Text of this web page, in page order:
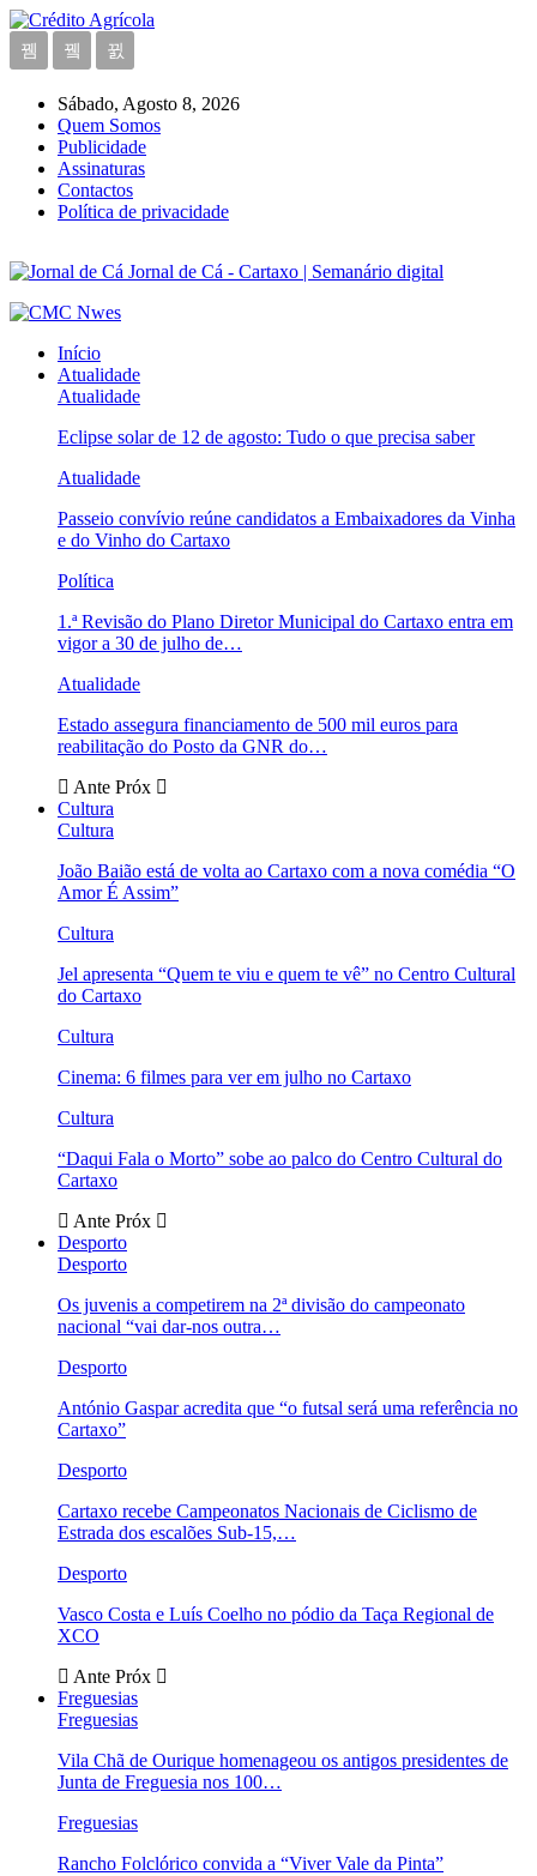
Sábado, Agosto 8, 2026
Quem Somos
Publicidade
Assinaturas
Contactos
Política de privacidade
Jornal de Cá - Cartaxo | Semanário digital
Início
Atualidade
Atualidade
Eclipse solar de 12 de agosto: Tudo o que precisa saber
Atualidade
Passeio convívio reúne candidatos a Embaixadores da Vinha
e do Vinho do Cartaxo
Política
1.ª Revisão do Plano Diretor Municipal do Cartaxo entra em
vigor a 30 de julho de…
Atualidade
Estado assegura financiamento de 500 mil euros para
reabilitação do Posto da GNR do…
Ante Próx
Cultura
Cultura
João Baião está de volta ao Cartaxo com a nova comédia “O
Amor É Assim”
Cultura
Jel apresenta “Quem te viu e quem te vê” no Centro Cultural
do Cartaxo
Cultura
Cinema: 6 filmes para ver em julho no Cartaxo
Cultura
“Daqui Fala o Morto” sobe ao palco do Centro Cultural do
Cartaxo
Ante Próx
Desporto
Desporto
Os juvenis a competirem na 2ª divisão do campeonato
nacional “vai dar-nos outra…
Desporto
António Gaspar acredita que “o futsal será uma referência no
Cartaxo”
Desporto
Cartaxo recebe Campeonatos Nacionais de Ciclismo de
Estrada dos escalões Sub-15,…
Desporto
Vasco Costa e Luís Coelho no pódio da Taça Regional de
XCO
Ante Próx
Freguesias
Freguesias
Vila Chã de Ourique homenageou os antigos presidentes de
Junta de Freguesia nos 100…
Freguesias
Rancho Folclórico convida a “Viver Vale da Pinta”